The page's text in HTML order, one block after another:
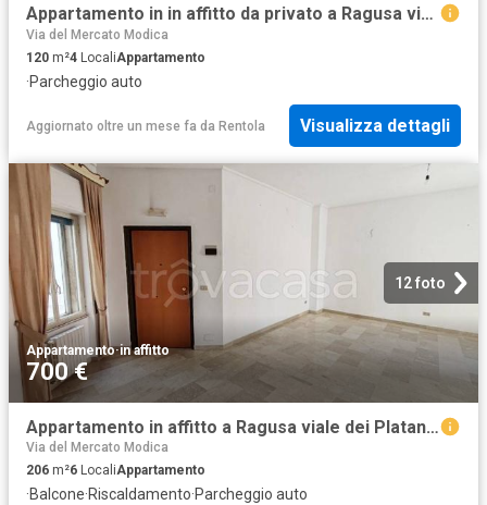
Appartamento in in affitto da privato a Ragusa via del Gelso, 70, arredato, box, da privato TrovaCasa
Via del Mercato Modica
120 m²4 LocaliAppartamento
·Parcheggio auto
Aggiornato oltre un mese fa da Rentola Visualizza dettagli
12 foto
Appartamento·in affitto
700 €
Appartamento in affitto a Ragusa viale dei Platani, 34/b, posto auto, riscaldamento autonomo, vista panoramica TrovaCasa
Via del Mercato Modica
206 m²6 LocaliAppartamento
·Balcone·Riscaldamento·Parcheggio auto